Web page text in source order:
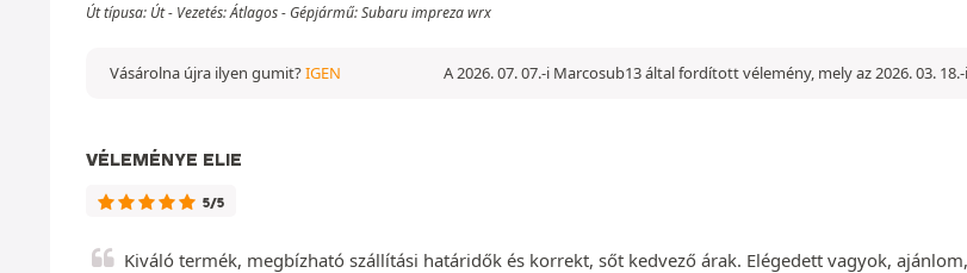
Út típusa: Út - Vezetés: Átlagos - Gépjármű: Subaru impreza wrx
A 2026. 07. 07.-i Marcosub13 által fordított vélemény, mely az 2026. 03.
Vásárolna újra ilyen gumit?IGEN
VÉLEMÉNYE ELIE
5/5
Kiváló termék, megbízható szállítási határidők és korrekt, sőt kedvező árak. Elégedett vagyok,